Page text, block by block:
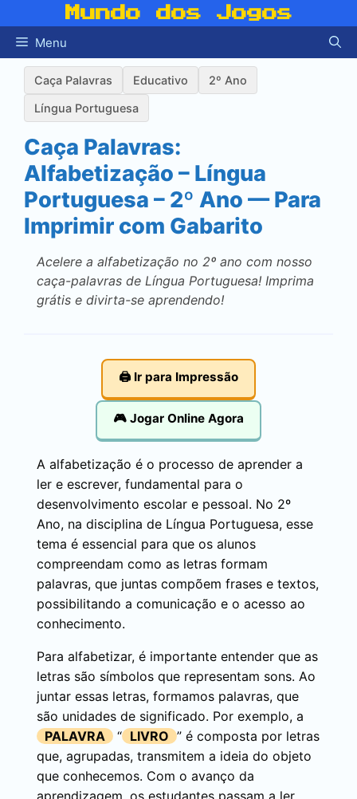
para
conteúdo
Mundo dos Jogos
Menu
Caça Palavras Educativo 2º Ano
Língua Portuguesa
Caça Palavras:
Alfabetização – Língua
Portuguesa – 2º Ano — Para
Imprimir com Gabarito
Acelere a alfabetização no 2º ano com nosso
caça-palavras de Língua Portuguesa! Imprima
grátis e divirta-se aprendendo!
🖨️ Ir para Impressão
🎮 Jogar Online Agora
A alfabetização é o processo de aprender a
ler e escrever, fundamental para o
desenvolvimento escolar e pessoal. No 2º
Ano, na disciplina de Língua Portuguesa, esse
tema é essencial para que os alunos
compreendam como as letras formam
palavras, que juntas compõem frases e textos,
possibilitando a comunicação e o acesso ao
conhecimento.
Para alfabetizar, é importante entender que as
letras são símbolos que representam sons. Ao
juntar essas letras, formamos palavras, que
são unidades de significado. Por exemplo, a
PALAVRA
“ LIVRO ” é composta por letras
que, agrupadas, transmitem a ideia do objeto
que conhecemos. Com o avanço da
aprendizagem, os estudantes passam a ler